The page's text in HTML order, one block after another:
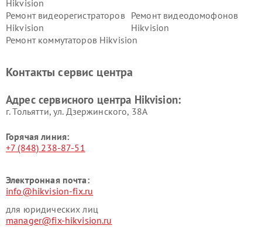
Hikvision
Ремонт видеорегистраторов
Hikvision
Ремонт видеодомофонов
Hikvision
Ремонт коммутаторов Hikvision
Контакты сервис центра
Адрес сервисного центра Hikvision:
г. Тольятти, ул. Дзержинского, 38А
Горячая линия:
+7 (848) 238-87-51
Электронная почта:
info@hikvision-fix.ru
для юридических лиц
manager@fix-hikvision.ru